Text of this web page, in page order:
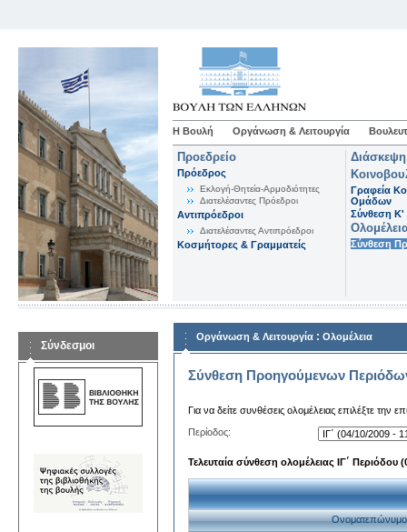
Η Βουλή Οργάνωση & Λειτουργία
Προεδρείο
Πρόεδρος
Εκλογή-Θητεία-Αρμοδιότητες
Διατελέσαντες Πρόεδροι
Αντιπρόεδροι
Διατελέσαντες Αντιπρόεδροι
Κοσμήτορες & Γραμματείς
Γραφεία
Ομάδων
Σύνθεση K'
Σύνθεση
Σύνδεσμοι
Οργάνωση & Λειτουργία : Ολομέλεια
Σύνθεση Προηγούμενων
Για να δείτε συνθέσεις ολομέλειας επιλέξτε την
Περίοδος:
Τελευταία σύνθεση ολομέλειας ΙΓ΄ Περιόδου
Ονοματεπώνυμο